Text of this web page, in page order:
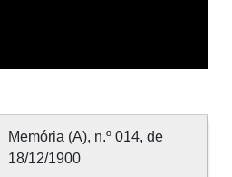
Memória (A), n.º 014, de
18/12/1900